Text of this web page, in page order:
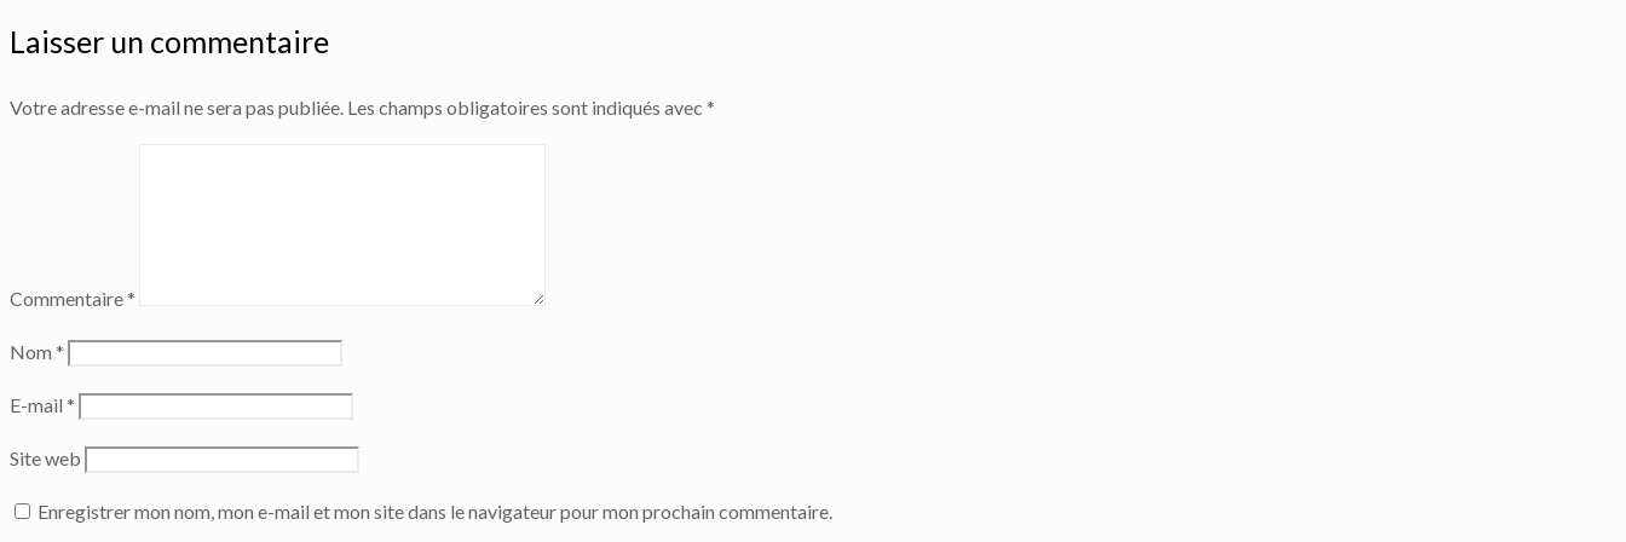
Laisser un commentaire
Votre adresse e-mail ne sera pas publiée. Les champs obligatoires sont indiqués avec *
Commentaire*
Nom *
E-mail *
Site web
Enregistrer mon nom, mon e-mail et mon site dans le navigateur pour mon prochain commentaire.